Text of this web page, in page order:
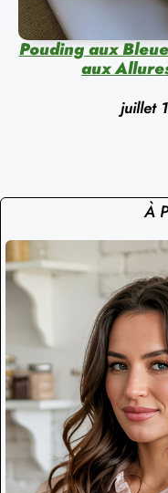
Pouding aux
aux
juillet
À